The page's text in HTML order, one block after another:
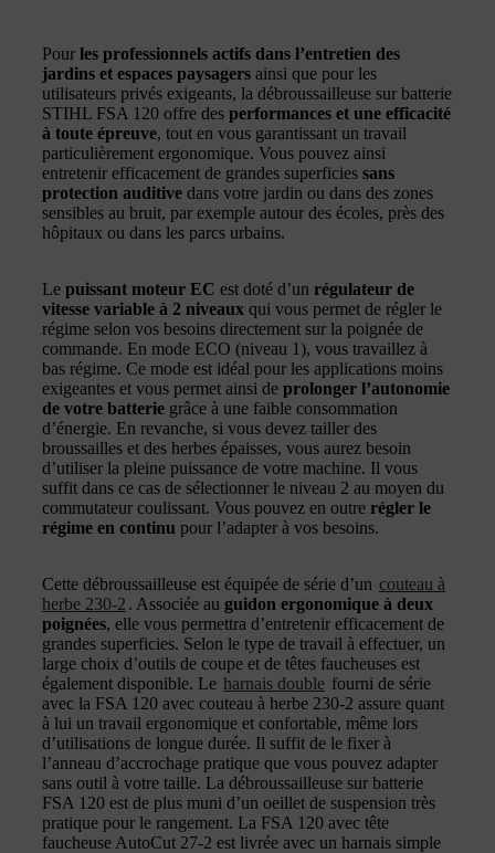
Pour les professionnels actifs dans l’entretien des
jardins et espaces paysagers ainsi que pour les
utilisateurs privés exigeants, la débroussailleuse sur batterie
STIHL FSA 120 offre des performances et une efficacité
à toute épreuve, tout en vous garantissant un travail
particulièrement ergonomique. Vous pouvez ainsi
entretenir efficacement de grandes superficies sans
protection auditive dans votre jardin ou dans des zones
sensibles au bruit, par exemple autour des écoles, près des
hôpitaux ou dans les parcs urbains.
Le puissant moteur EC est doté d’un régulateur de
vitesse variable à 2 niveaux qui vous permet de régler le
régime selon vos besoins directement sur la poignée de
commande. En mode ECO (niveau 1), vous travaillez à
bas régime. Ce mode est idéal pour les applications moins
exigeantes et vous permet ainsi de prolonger l’autonomie
de votre batterie grâce à une faible consommation
d’énergie. En revanche, si vous devez tailler des
broussailles et des herbes épaisses, vous aurez besoin
d’utiliser la pleine puissance de votre machine. Il vous
suffit dans ce cas de sélectionner le niveau 2 au moyen du
commutateur coulissant. Vous pouvez en outre régler le
régime en continu pour l’adapter à vos besoins.
Cette débroussailleuse est équipée de série d’un couteau à
herbe 230-2 . Associée au guidon ergonomique à deux
poignées, elle vous permettra d’entretenir efficacement de
grandes superficies. Selon le type de travail à effectuer, un
large choix d’outils de coupe et de têtes faucheuses est
également disponible. Le harnais double fourni de série
avec la FSA 120 avec couteau à herbe 230-2 assure quant
à lui un travail ergonomique et confortable, même lors
d’utilisations de longue durée. Il suffit de le fixer à
l’anneau d’accrochage pratique que vous pouvez adapter
sans outil à votre taille. La débroussailleuse sur batterie
FSA 120 est de plus muni d’un oeillet de suspension très
pratique pour le rangement. La FSA 120 avec tête
faucheuse AutoCut 27-2 est livrée avec un harnais simple